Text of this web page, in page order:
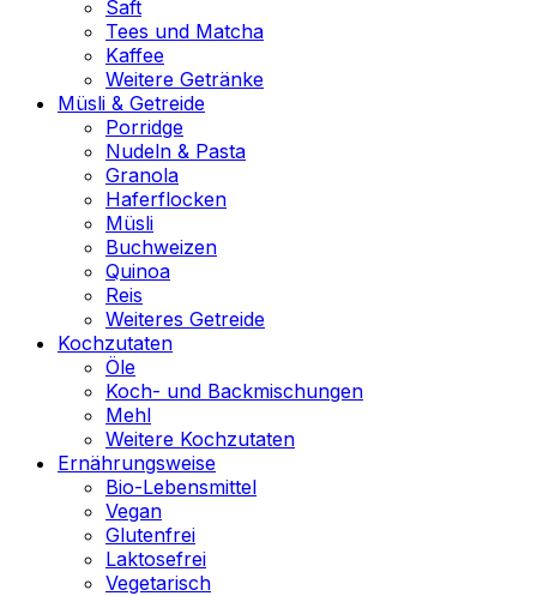
Saft
Tees und Matcha
Kaffee
Weitere Getränke
Müsli & Getreide
Porridge
Nudeln & Pasta
Granola
Haferflocken
Müsli
Buchweizen
Quinoa
Reis
Weiteres Getreide
Kochzutaten
Öle
Koch- und Backmischungen
Mehl
Weitere Kochzutaten
Ernährungsweise
Bio-Lebensmittel
Vegan
Glutenfrei
Laktosefrei
Vegetarisch